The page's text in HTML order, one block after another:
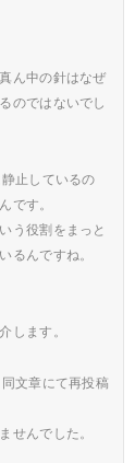
ん中の針はなぜ
のではないでし
止しているの
です。
う役割をまっと
るんですね。
します。
文章にて再投稿
せんでした。